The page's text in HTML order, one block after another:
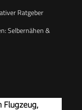
Ratgeber
Selbernähen &
Flugzeug,